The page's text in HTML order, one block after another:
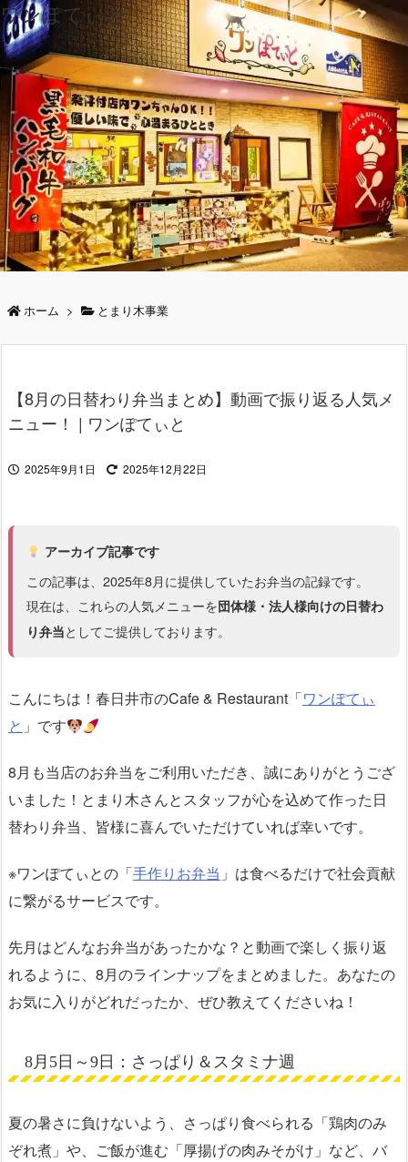
ワンぽてぃと
ホーム > とまり木事業
【8月の日替わり弁当まとめ】動画で振り返る人気メ
ニュー！ | ワンぽてぃと
2025年9月1日 2025年12月22日
アーカイブ記事です
この記事は、2025年8月に提供していたお弁当の記録です。
現在は、これらの人気メニューを団体様・法人様向けの日替わ
り弁当としてご提供しております。
こんにちは！春日井市のCafe & Restaurant「ワンぽてぃ
と 」です
8月も当店のお弁当をご利用いただき、誠にありがとうござ
いました！とまり木さんとスタッフが心を込めて作った日
替わり弁当、皆様に喜んでいただけていれば幸いです。
※ワンぽてぃとの「手作りお弁当 」は食べるだけで社会貢献
に繋がるサービスです。
先月はどんなお弁当があったかな？と動画で楽しく振り返
れるように、8月のラインナップをまとめました。あなたの
お気に入りがどれだったか、ぜひ教えてくださいね！
8月5日～9日：さっぱり＆スタミナ週
夏の暑さに負けないよう、さっぱり食べられる「鶏肉のみ
ぞれ煮」や、ご飯が進む「厚揚げの肉みそがけ」など、バ